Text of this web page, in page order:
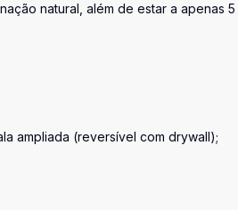
natural, além de estar a apenas 5
ampliada (reversível com drywall);